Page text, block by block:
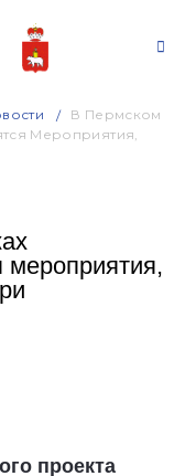
В Пермском
Мероприятия,
мероприятия,
проекта